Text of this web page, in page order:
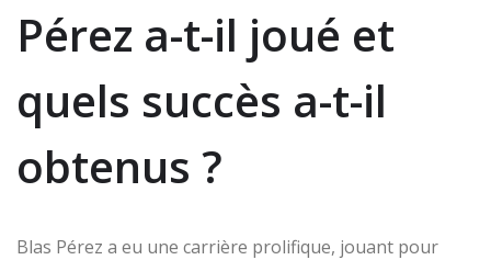
Pérez a-t-il joué et
quels succès a-t-il
obtenus ?
Blas Pérez a eu une carrière prolifique, jouant pour